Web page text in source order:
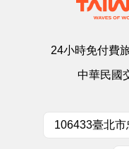
24小時免付費
中華民國
106433臺北